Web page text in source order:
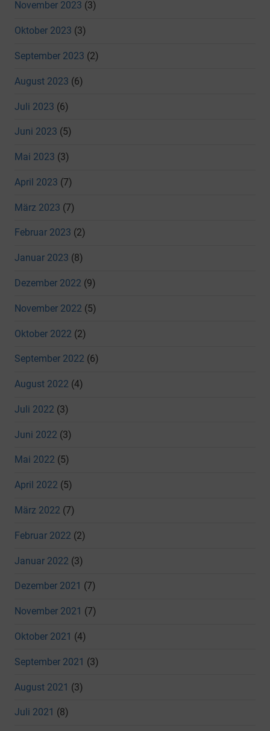
November 2023 (3)
Oktober 2023 (3)
September 2023 (2)
August 2023 (6)
Juli 2023 (6)
Juni 2023 (5)
Mai 2023 (3)
April 2023 (7)
März 2023 (7)
Februar 2023 (2)
Januar 2023 (8)
Dezember 2022 (9)
November 2022 (5)
Oktober 2022 (2)
September 2022 (6)
August 2022 (4)
Juli 2022 (3)
Juni 2022 (3)
Mai 2022 (5)
April 2022 (5)
März 2022 (7)
Februar 2022 (2)
Januar 2022 (3)
Dezember 2021 (7)
November 2021 (7)
Oktober 2021 (4)
September 2021 (3)
August 2021 (3)
Juli 2021 (8)